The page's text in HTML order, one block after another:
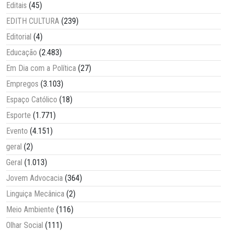
Editais (45)
EDITH CULTURA (239)
Editorial (4)
Educação (2.483)
Em Dia com a Política (27)
Empregos (3.103)
Espaço Católico (18)
Esporte (1.771)
Evento (4.151)
geral (2)
Geral (1.013)
Jovem Advocacia (364)
Linguiça Mecânica (2)
Meio Ambiente (116)
Olhar Social (111)